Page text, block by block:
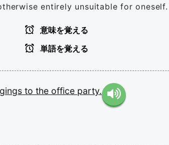
entirely unsuitable for oneself.
意味を覚える
単語を覚える
to the office party.